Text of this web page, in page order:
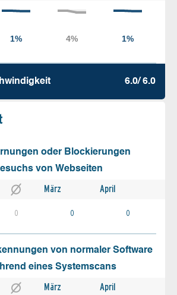
6.0/ 6.0
oder Blockierungen
von Webseiten
März April
0 0 0
von normaler Software
eines Systemscans
März April